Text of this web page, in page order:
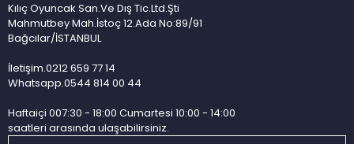
Kılıç Oyuncak San.Ve Dış Tic.Ltd.Şti
Mahmutbey Mah.İstoç 12.Ada No:89/91
Bağcılar/İSTANBUL
İletişim.0212 659 77 14
Whatsapp.0544 814 00 44
Haftaiçi 007:30 - 18:00 Cumartesi 10:00 - 14:00
saatleri arasında ulaşabilirsiniz.